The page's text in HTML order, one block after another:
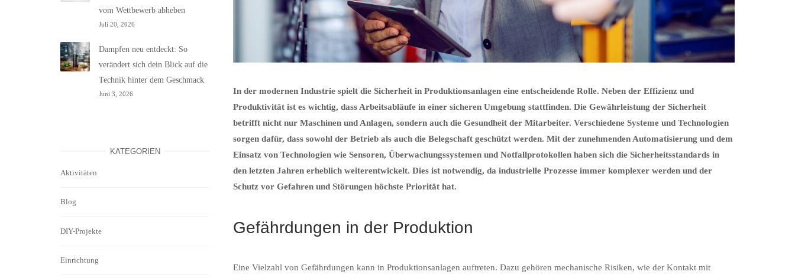
In der modernen Industrie spielt die Sicherheit in Produktionsanlagen eine entscheidende Rolle. Neben der Effizienz und
Produktivität ist es wichtig, dass Arbeitsabläufe in einer sicheren Umgebung stattfinden. Die Gewährleistung der Sicherheit
betrifft nicht nur Maschinen und Anlagen, sondern auch die Gesundheit der Mitarbeiter. Verschiedene Systeme und Technologien
sorgen dafür, dass sowohl der Betrieb als auch die Belegschaft geschützt werden. Mit der zunehmenden Automatisierung und dem
Einsatz von Technologien wie Sensoren, Überwachungssystemen und Notfallprotokollen haben sich die Sicherheitsstandards in
den letzten Jahren erheblich weiterentwickelt. Dies ist notwendig, da industrielle Prozesse immer komplexer werden und der
Schutz vor Gefahren und Störungen höchste Priorität hat.
Gefährdungen in der Produktion
Eine Vielzahl von Gefährdungen kann in Produktionsanlagen auftreten. Dazu gehören mechanische Risiken, wie der Kontakt mit
vom Wettbewerb abheben
Juli 20, 2026
Dampfen neu entdeckt: So
verändert sich dein Blick auf die
Technik hinter dem Geschmack
Juni 3, 2026
KATEGORIEN
Aktivitäten
Blog
DIY-Projekte
Einrichtung